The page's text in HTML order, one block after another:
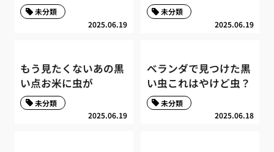
2025.06.19
未分類
2025.06.19
未分類
もう見たくないあの黒
い点お米に虫が
2025.06.19
未分類
ベランダで見つけた黒
い虫これはやけど虫？
2025.06.18
未分類